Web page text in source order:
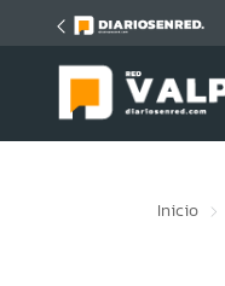
Inicio